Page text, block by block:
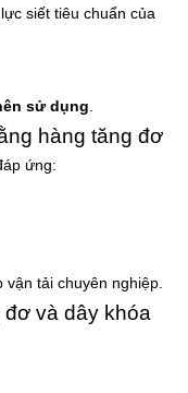
siết tiêu chuẩn của
sử dụng
hàng tăng đơ
ứng:
tải chuyên nghiệp.
và dây khóa